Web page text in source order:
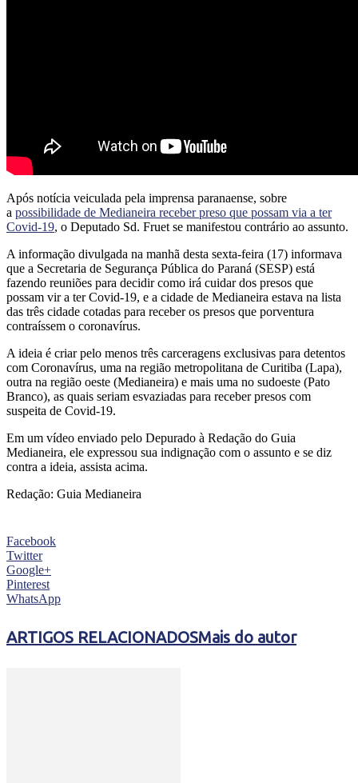
Após notícia veiculada pela imprensa paranaense, sobre
a possibilidade de Medianeira receber preso que possam via a ter
Covid-19, o Deputado Sd. Fruet se manifestou contrário ao assunto.
A informação divulgada na manhã desta sexta-feira (17) informava
que a Secretaria de Segurança Pública do Paraná (SESP) está
fazendo reuniões para decidir como irá cuidar dos presos que
possam vir a ter Covid-19, e a cidade de Medianeira estava na lista
das três cidade cotadas para receber os presos que porventura
contraíssem o coronavírus.
A ideia é criar pelo menos três carceragens exclusivas para detentos
com Coronavírus, uma na região metropolitana de Curitiba (Lapa),
outra na região oeste (Medianeira) e mais uma no sudoeste (Pato
Branco), as quais seriam esvaziadas para receber presos com
suspeita de Covid-19.
Em um vídeo enviado pelo Depurado à Redação do Guia
Medianeira, ele expressou sua indignação com o assunto e se diz
contra a ideia, assista acima.
Redação: Guia Medianeira
Facebook
Twitter
Google+
Pinterest
WhatsApp
ARTIGOS RELACIONADOSMais do autor